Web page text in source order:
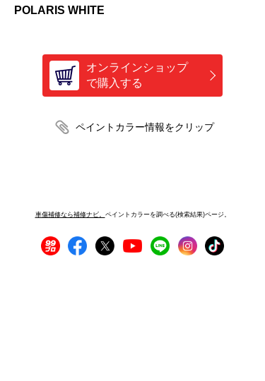
POLARIS WHITE
オンラインショップ
で購入する
車傷補修なら補修ナビ。 ペイントカラーを調べる(検索結果)ページ。